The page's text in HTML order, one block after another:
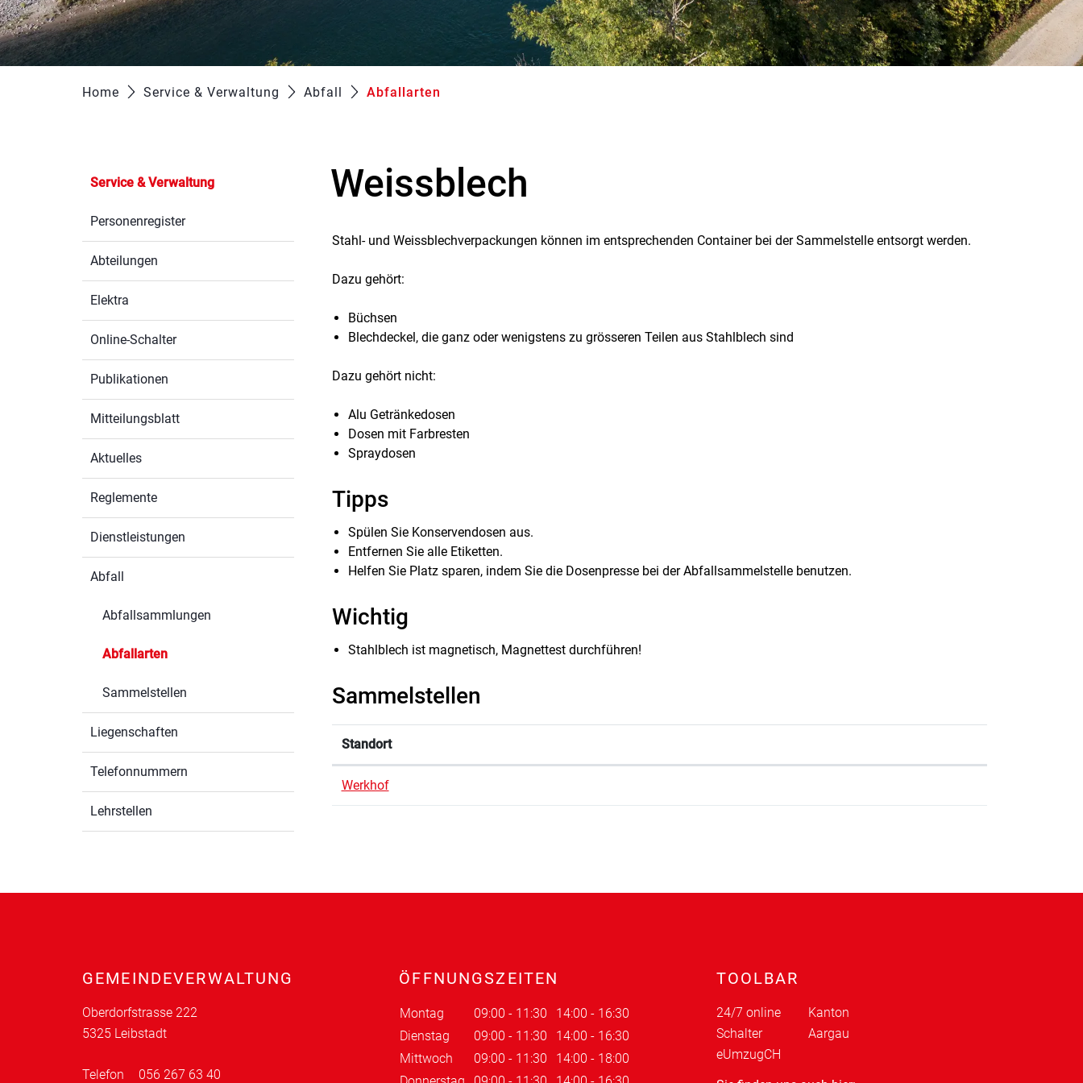
Home Service & Verwaltung Abfall Abfallarten
Service & Verwaltung
Personenregister
Abteilungen
Elektra
Online-Schalter
Publikationen
Mitteilungsblatt
Aktuelles
Reglemente
Dienstleistungen
Abfall
Abfallsammlungen
Abfallarten
Sammelstellen
Liegenschaften
Telefonnummern
Lehrstellen
Weissblech
Stahl- und Weissblechverpackungen können im entsprechenden Container bei der Sammelstelle entsorgt werden.
Dazu gehört:
Büchsen
Blechdeckel, die ganz oder wenigstens zu grösseren Teilen aus Stahlblech sind
Dazu gehört nicht:
Alu Getränkedosen
Dosen mit Farbresten
Spraydosen
Tipps
Spülen Sie Konservendosen aus.
Entfernen Sie alle Etiketten.
Helfen Sie Platz sparen, indem Sie die Dosenpresse bei der Abfallsammelstelle benutzen.
Wichtig
Stahlblech ist magnetisch, Magnettest durchführen!
Sammelstellen
Standort
Werkhof
Fusszeile
GEMEINDEVERWALTUNG
Oberdorfstrasse 222
5325 Leibstadt
Telefon 056 267 63 40
ÖFFNUNGSZEITEN
Montag 09:00 - 11:30
14:00 - 16:30
Dienstag
09:00 - 11:30
14:00 - 16:30
Mittwoch
09:00 - 11:30
14:00 - 18:00
TOOLBAR
24/7 online
Schalter
Kanton
Aargau
eUmzugCH